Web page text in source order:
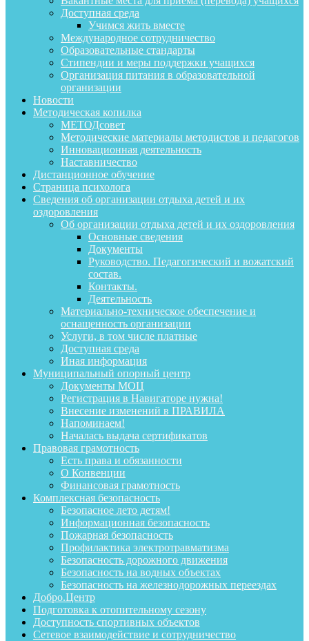
Доступная среда
Учимся жить вместе
Международное сотрудничество
Образовательные стандарты
Стипендии и меры поддержки учащихся
Организация питания в образовательной
организации
Новости
Методическая копилка
МЕТОДсовет
Методические материалы методистов и педагогов
Инновационная деятельность
Наставничество
Дистанционное обучение
Страница психолога
Сведения об организации отдыха детей и их
оздоровления
Об организации отдыха детей и их оздоровления
Основные сведения
Документы
Руководство. Педагогический и вожатский
состав.
Контакты.
Деятельность
Материально-техническое обеспечение и
оснащенность организации
Услуги, в том числе платные
Доступная среда
Иная информация
Муниципальный опорный центр
Документы МОЦ
Регистрация в Навигаторе нужна!
Внесение изменений в ПРАВИЛА
Напоминаем!
Началась выдача сертификатов
Правовая грамотность
Есть права и обязанности
О Конвенции
Финансовая грамотность
Комплексная безопасность
Безопасное лето детям!
Информационная безопасность
Пожарная безопасность
Профилактика электротравматизма
Безопасность дорожного движения
Безопасность на водных объектах
Безопасность на железнодорожных переездах
Добро.Центр
Подготовка к отопительному сезону
Доступность спортивных объектов
Сетевое взаимодействие и сотрудничество